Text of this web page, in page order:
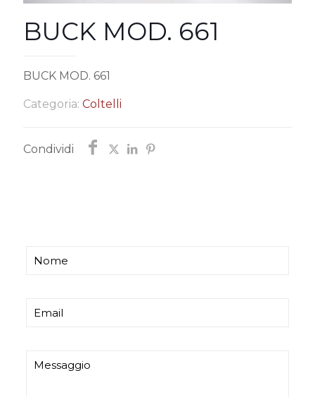
BUCK MOD. 661
BUCK MOD. 661
Categoria: Coltelli
Condividi